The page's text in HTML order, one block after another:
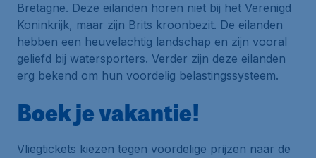
Bretagne. Deze eilanden horen niet bij het Verenigd
Koninkrijk, maar zijn Brits kroonbezit. De eilanden
hebben een heuvelachtig landschap en zijn vooral
geliefd bij watersporters. Verder zijn deze eilanden
erg bekend om hun voordelig belastingssysteem.
Boek je vakantie!
Vliegtickets kiezen tegen voordelige prijzen naar de